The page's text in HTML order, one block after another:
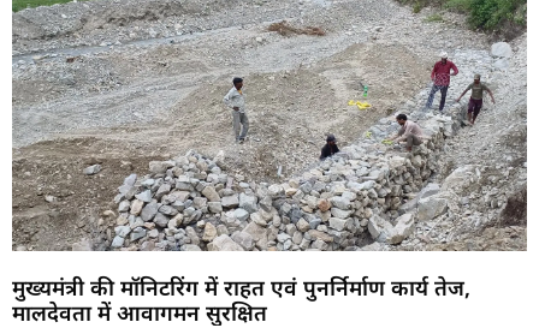
मुख्यमंत्री की मॉनिटरिंग में राहत एवं पुनर्निर्माण कार्य तेज,
मालदेवता में आवागमन सुरक्षित